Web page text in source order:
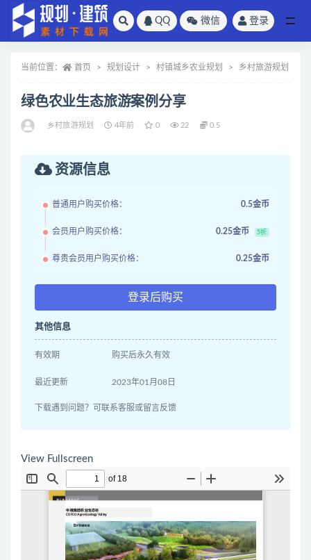
QQ 微信 登录
当前位置： 首页 规划设计 村镇城乡农业规划 乡村旅游规划
绿色农业生态旅游案例分享
乡村旅游规划 4年前 0 22 0.5
资源信息
普通用户购买价格： 0.5金币
会员用户购买价格： 0.25金币 5折
尊贵会员用户购买价格： 0.25金币
登录后购买
其他信息
有效期 购买后永久有效
最近更新 2023年01月08日
下载遇到问题？可联系客服或留言反馈
View Fullscreen
全部